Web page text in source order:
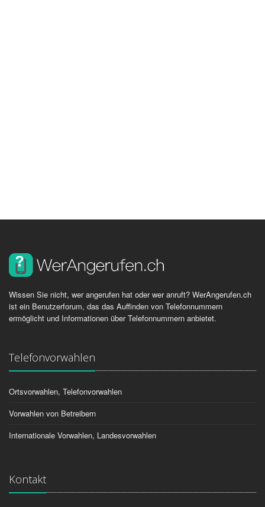
Wissen Sie nicht, wer angerufen hat oder wer anruft? WerAngerufen.ch
ist ein Benutzerforum, das das Auffinden von Telefonnummern
ermöglicht und Informationen über Telefonnummern anbietet.
Telefonvorwahlen
Ortsvorwahlen, Telefonvorwahlen
Vorwahlen von Betreibern
Internationale Vorwahlen, Landesvorwahlen
Kontakt